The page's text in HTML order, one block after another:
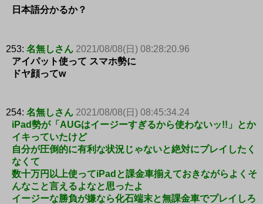
日本語分かるか？
253: 名無しさん 2021/08/08(日) 08:28:20.96
アイパット使って スマホ勢に
ドヤ顔ってw
254: 名無しさん 2021/08/08(日) 08:45:34.24
iPad勢が「AUGはイージーすぎるから使わないッ!!」とか
イキっていたけど
自分が圧倒的に有利な状況じゃないと絶対にプレイしたく
なくて
数十万円以上使ってiPadと課金車揃えておきながらよくそ
んなこと言えるよなと思ったよ
イージーな勝負が嫌なら化石端末と無課金車でプレイしろ